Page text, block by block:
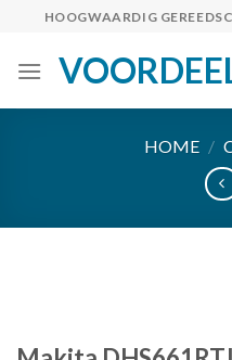
content
HOOGWAARDIG
HOME /